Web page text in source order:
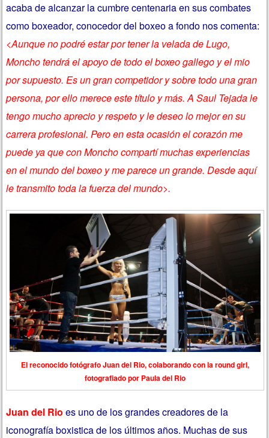
acaba de alcanzar la cumbre centenaria en sus combates
como boxeador, conocedor del boxeo a fondo nos comenta:
<Aunque no podré estar por tener la velada de Lugo,
Moncho tendrá el apoyo de todo el boxeo gallego y el mio
por supuesto. Es un gran competidor y sobre todo una gran
persona, por ello merece este título y más. A Saul Tejada le
tengo mucho aprecio y respeto y le deseo lo mejor en su
carrera profesional. Pero en esta ocasión el corazón me
puede ya que con Moncho compartí muchas experiencias
en el mundo del boxeo y me parece un grande. Desde aquí
le transmito toda la fuerza del mundo>.
El reconocido fotógrafo Juan del Rio, colaborando con la round girl,
fotografiado por Paula del Rio
Juan del Rio es uno de los grandes creadores de la
iconografía boxistica de los últimos años. Muchas de sus